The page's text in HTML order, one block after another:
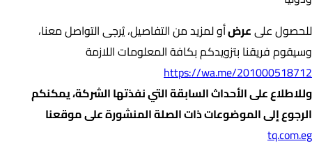
للحصول علىعرضأو لمزيد من التفاصيل، يُرجى التواصل معنا،
وسيقوم فريقنا بتزويدكم بكافة المعلومات اللازمة
https://wa.me/201000518712
وللاطلاع على الأحداث السابقة التي نفذتها الشركة، يمكنكم
الرجوع إلى الموضوعات ذات الصلة المنشورة على موقعنا
tq.com.eg